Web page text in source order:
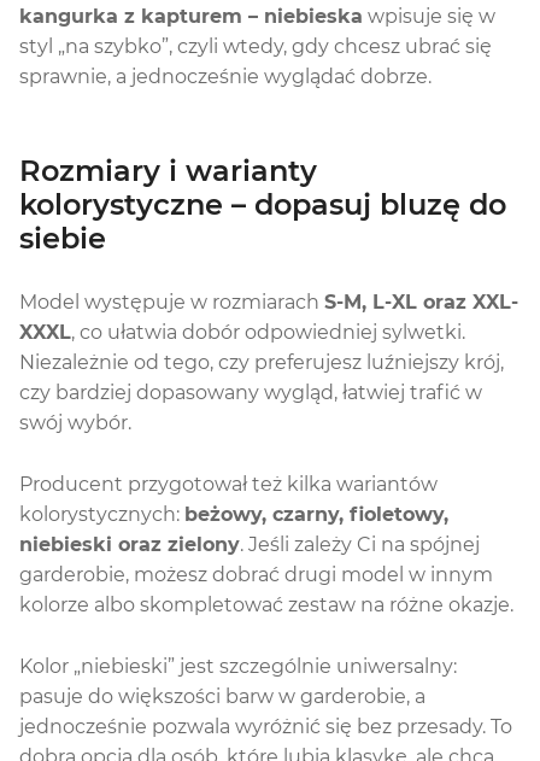
kangurka z kapturem – niebieska wpisuje się w
styl „na szybko”, czyli wtedy, gdy chcesz ubrać się
sprawnie, a jednocześnie wyglądać dobrze.
Rozmiary i warianty
kolorystyczne – dopasuj bluzę do
siebie
Model występuje w rozmiarach S-M, L-XL oraz XXL-
XXXL, co ułatwia dobór odpowiedniej sylwetki.
Niezależnie od tego, czy preferujesz luźniejszy krój,
czy bardziej dopasowany wygląd, łatwiej trafić w
swój wybór.
Producent przygotował też kilka wariantów
kolorystycznych: beżowy, czarny, fioletowy,
niebieski oraz zielony. Jeśli zależy Ci na spójnej
garderobie, możesz dobrać drugi model w innym
kolorze albo skompletować zestaw na różne okazje.
Kolor „niebieski” jest szczególnie uniwersalny:
pasuje do większości barw w garderobie, a
jednocześnie pozwala wyróżnić się bez przesady. To